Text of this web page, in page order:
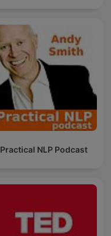
Practical NLP Podcast